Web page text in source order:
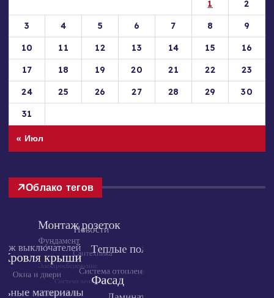
Сб
Вс
1
2
3
4 5 6 7 8
9
10
11 12 13 14 15
16
17
18 19 20 21 22
23
24
31